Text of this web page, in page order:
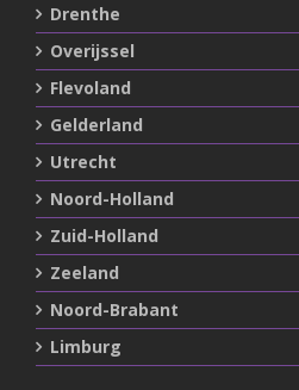
Drenthe
Overijssel
Flevoland
Gelderland
Utrecht
Noord-Holland
Zuid-Holland
Zeeland
Noord-Brabant
Limburg